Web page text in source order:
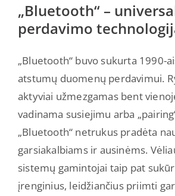
„Bluetooth“ –
perdavimo
„Bluetooth“ buvo sukurta 1990-
atstumų duomenų perdavimui.
aktyviai užmezgamas bent
vadinama susiejimu arba
„Bluetooth“ netrukus pradėta
garsiakalbiams ir ausinėms.
sistemų gamintojai taip pat
įrenginius, leidžiančius priimti